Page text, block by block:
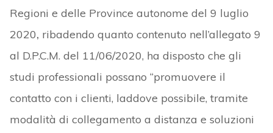
Regioni e delle Province autonome del 9 luglio
2020, ribadendo quanto contenuto nell’allegato 9
al D.P.C.M. del 11/06/2020, ha disposto che gli
studi professionali possano “promuovere il
contatto con i clienti, laddove possibile, tramite
modalità di collegamento a distanza e soluzioni